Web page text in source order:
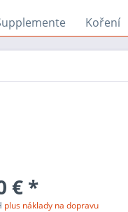
Koření
€ *
plus náklady na dopravu